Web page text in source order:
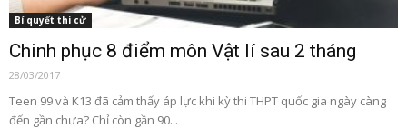
Bí quyết thi cử
Chinh phục 8 điểm môn Vật lí sau 2 tháng
28/03/2017
Teen 99 và K13 đã cảm thấy áp lực khi kỳ thi THPT quốc gia ngày càng
đến gần chưa? Chỉ còn gần 90...